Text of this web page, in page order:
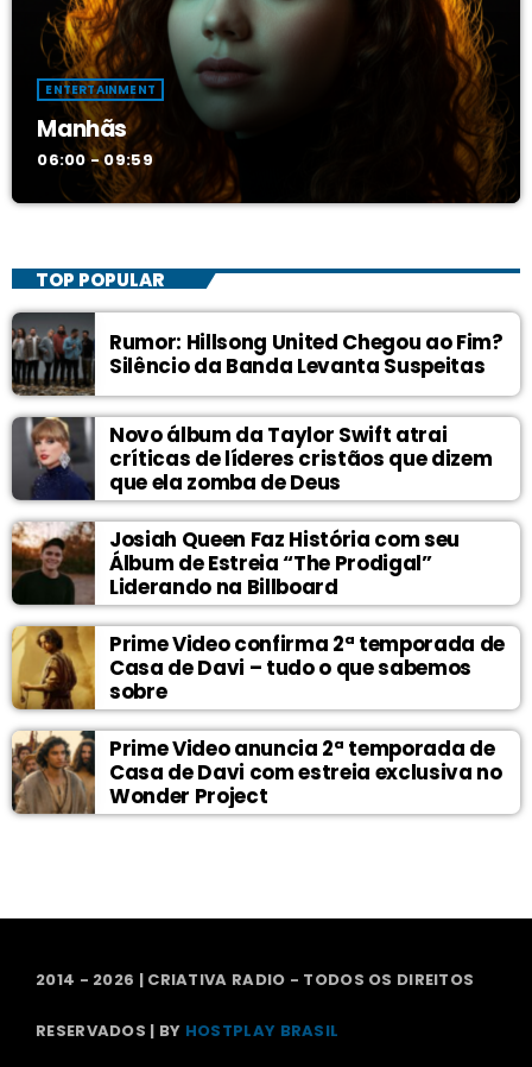
ENTERTAINMENT
Manhãs
06:00 - 09:59
TOP POPULAR
Rumor: Hillsong United Chegou ao Fim?
Silêncio da Banda Levanta Suspeitas
Novo álbum da Taylor Swift atrai
críticas de líderes cristãos que dizem
que ela zomba de Deus
Josiah Queen Faz História com seu
Álbum de Estreia “The Prodigal”
Liderando na Billboard
Prime Video confirma 2ª temporada de
Casa de Davi – tudo o que sabemos
sobre
Prime Video anuncia 2ª temporada de
Casa de Davi com estreia exclusiva no
Wonder Project
2014 - 2026 | CRIATIVA RADIO - TODOS OS DIREITOS
RESERVADOS | BY HOSTPLAY BRASIL